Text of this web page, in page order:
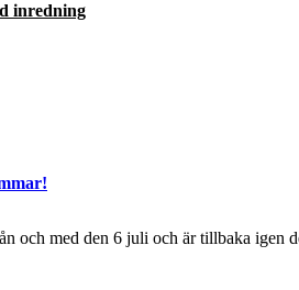
inredning
och med den 6 juli och är tillbaka igen